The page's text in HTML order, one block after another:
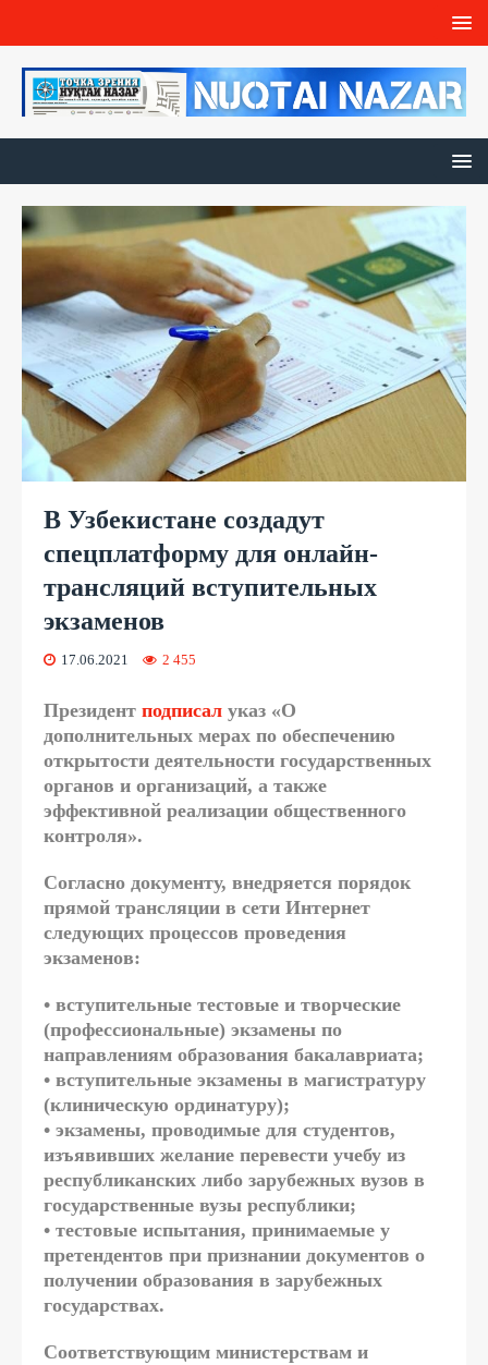
В Узбекистане создадут
спецплатформу для онлайн-
трансляций вступительных
экзаменов
17.06.2021 2 455
Президент подписал указ «О
дополнительных мерах по обеспечению
открытости деятельности государственных
органов и организаций, а также
эффективной реализации общественного
контроля».
Согласно документу, внедряется порядок
прямой трансляции в сети Интернет
следующих процессов проведения
экзаменов:
• вступительные тестовые и творческие
(профессиональные) экзамены по
направлениям образования бакалавриата;
• вступительные экзамены в магистратуру
(клиническую ординатуру);
• экзамены, проводимые для студентов,
изъявивших желание перевести учебу из
республиканских либо зарубежных вузов в
государственные вузы республики;
• тестовые испытания, принимаемые у
претендентов при признании документов о
получении образования в зарубежных
государствах.
Соответствующим министерствам и